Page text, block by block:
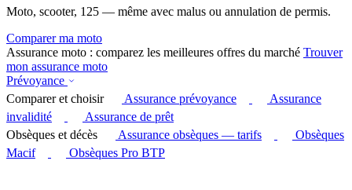
Moto, scooter, 125 — même avec malus ou annulation de permis.
Comparer ma moto
Assurance moto : comparez les meilleures offres du marché Trouver
mon assurance moto
Prévoyance
Comparer et choisir
Assurance prévoyance
Assurance
invalidité
Assurance de prêt
Obsèques et décès
Assurance obsèques — tarifs
Obsèques
Macif
Obsèques Pro BTP